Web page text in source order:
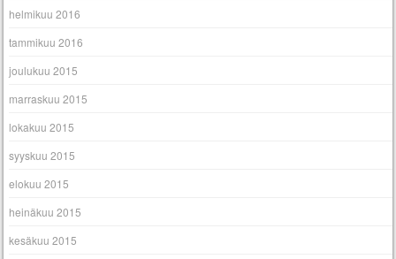
helmikuu 2016
tammikuu 2016
joulukuu 2015
marraskuu 2015
lokakuu 2015
syyskuu 2015
elokuu 2015
heinäkuu 2015
kesäkuu 2015